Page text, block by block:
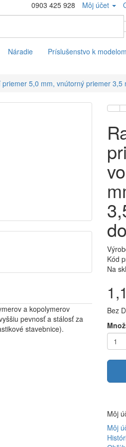
0903 425 928 Môj účet
Náradie Príslušenstvo k modelom
5,0 mm, vnútorný priemer
a kopolymerov
pevnosť a stálosť za
stavebnice).
Kód
Na
Bez
Môj
Môj